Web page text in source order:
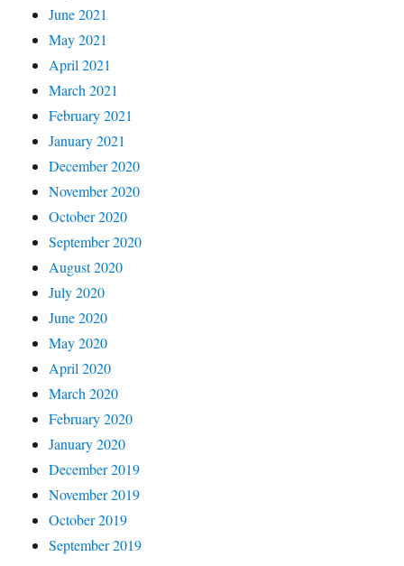
June 2021
May 2021
April 2021
March 2021
February 2021
January 2021
December 2020
November 2020
October 2020
September 2020
August 2020
July 2020
June 2020
May 2020
April 2020
March 2020
February 2020
January 2020
December 2019
November 2019
October 2019
September 2019